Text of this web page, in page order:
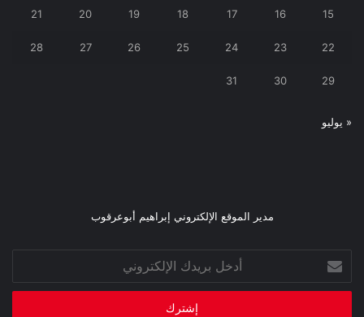
15
16
17
18
19
20
21
22
23
24
25
26
27
28
29
30
31
« يوليو
مدير الموقع الإلكتروني إبراهيم أبوعرقوب
بريدك
الإلكتروني